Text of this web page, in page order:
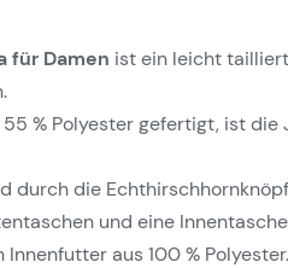
für Damen ist ein leicht
% Polyester gefertigt, ist
durch die
und eine
aus 100 % Polyester.